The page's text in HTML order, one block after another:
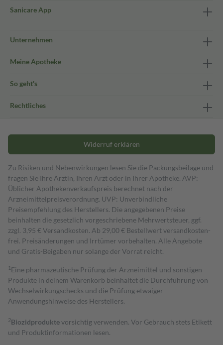
Sanicare App
Unternehmen
Meine Apotheke
So geht's
Rechtliches
Widerruf erklären
Zu Risiken und Nebenwirkungen lesen Sie die Packungsbeilage und
fragen Sie Ihre Ärztin, Ihren Arzt oder in Ihrer Apotheke. AVP:
Üblicher Apothekenverkaufspreis berechnet nach der
Arzneimittelpreisverordnung. UVP: Unverbindliche
Preisempfehlung des Herstellers. Die angegebenen Preise
beinhalten die gesetzlich vorgeschriebene Mehrwertsteuer, ggf.
zzgl. 3,95 € Versandkosten. Ab 29,00 € Bestell­wert versand­kosten­
frei. Preisänderungen und Irrtümer vorbehalten. Alle Angebote
und Gratis-Beigaben nur solange der Vorrat reicht.
1 Eine pharmazeutische Prüfung der Arzneimittel und sonstigen
Produkte in deinem Warenkorb beinhaltet die Durchführung von
Wechselwirkungschecks und die Prüfung etwaiger
Anwendungshinweise des Herstellers.
2Biozidproduktevorsichtig verwenden. Vor Gebrauch stets Etikett
und Produktinformationen lesen.